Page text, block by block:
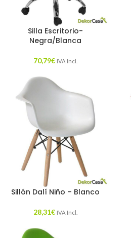
Silla Escritorio-
Negra/Blanca
70,79€ IVA Incl.
Sillón Dalí Niño – Blanco
28,31€ IVA Incl.